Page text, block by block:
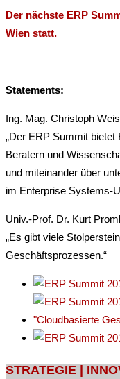
Der nächste ERP
Wien statt.
Statements:
Ing. Mag. Christoph
„Der ERP Summit
Beratern und
und miteinander über
im Enterprise Systems-
Univ.-Prof. Dr. Kurt
„Es gibt viele
Geschäftsprozessen.“
Post
STRATEGIE |